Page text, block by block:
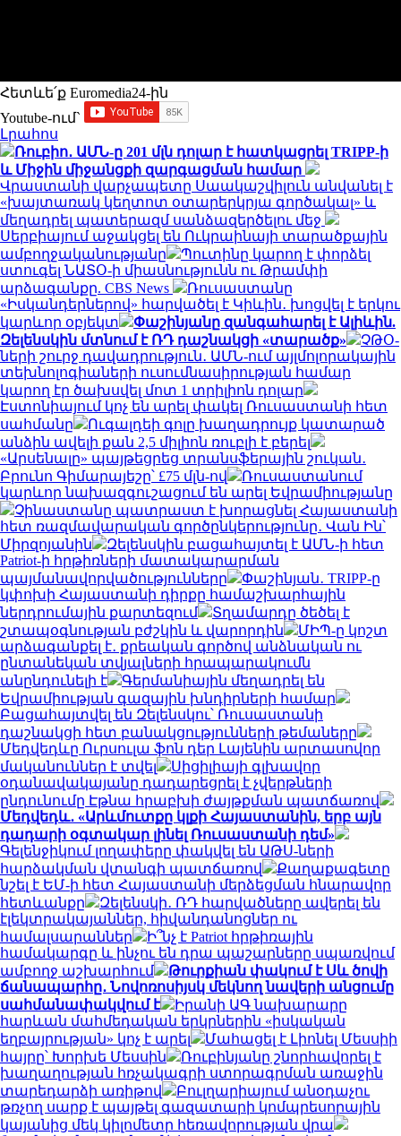
Հետևե՛ք Euromedia24-ին
Youtube-ում`
Լրահոս
Ռուբիո․ ԱՄՆ-ը 201 մլն դոլար է հատկացրել TRIPP-ի
և Միջին միջանցքի զարգացման համար
Վրաստանի վարչապետը Սաակաշվիլուն անվանել է
«խայտառակ կեղտոտ օտարերկրյա գործակալ» և
մեղադրել պատերազմ սանձազերծելու մեջ
Սերբիայում աջակցել են Ուկրաինայի տարածքային
ամբողջականությանը
Պուտինը կարող է փորձել
ստուգել ՆԱՏՕ-ի միասնությունն ու Թրամփի
արձագանքը. CBS News
Ռուսաստանը
«Իսկանդերներով» հարվածել է Կիևին․ խոցվել է երկու
կարևոր օբյեկտ
Փաշինյանը զանգահարել է Ալիևին.
Զելենսկին մտնում է ՌԴ դաշնակցի «տարածք»
ՉԹՕ-
ների շուրջ դավադրություն․ ԱՄՆ-ում այլմոլորակային
տեխնոլոգիաների ուսումնասիրության համար
կարող էր ծախսվել մոտ 1 տրիլիոն դոլար
Էստոնիայում կոչ են արել փակել Ռուսաստանի հետ
սահմանը
Ուգալդեի գոլը խաղադրույք կատարած
անձին ավելի քան 2,5 միլիոն ռուբլի է բերել
«Արսենալը» պայթեցրեց տրանսֆերային շուկան․
Բրունո Գիմարայեշը՝ £75 մլն-ով
Ռուսաստանում
կարևոր նախազգուշացում են արել Եվրամիությանը
Չինաստանը պատրաստ է խորացնել Հայաստանի
հետ ռազմավարական գործընկերությունը․ Վան Ին՝
Միրզոյանին
Զելենսկին բացահայտել է ԱՄՆ-ի հետ
Patriot-ի հրթիռների մատակարարման
պայմանավորվածությունները
Փաշինյան․ TRIPP-ը
կփոխի Հայաստանի դիրքը համաշխարհային
ներդրումային քարտեզում
Տղամարդը ծեծել է
շտապօգնության բժշկին և վարորդին
ՄԻՊ-ը կոշտ
արձագանքել է․ քրեական գործով անձնական ու
ընտանեկան տվյալների հրապարակումն
անընդունելի է
Գերմանիային մեղադրել են
Եվրամիության գազային խնդիրների համար
Բացահայտվել են Զելենսկու՝ Ռուսաստանի
դաշնակցի հետ բանակցությունների թեմաները
Մեդվեդևը Ուրսուլա ֆոն դեր Լայենին արտասովոր
մականուններ է տվել
Սիցիլիայի գլխավոր
օդանավակայանը դադարեցրել է չվերթների
ընդունումը Էթնա հրաբխի ժայթքման պատճառով
Մեդվեդև․ «Արևմուտքը կլքի Հայաստանին, երբ այն
դադարի օգտակար լինել Ռուսաստանի դեմ»
Գելենջիկում լողափերը փակվել են ԱԹՍ-ների
հարձակման վտանգի պատճառով
Քաղաքագետը
նշել է ԵՄ-ի հետ Հայաստանի մերձեցման հնարավոր
հետևանքը
Զելենսկի․ ՌԴ հարվածները ավերել են
էլեկտրակայաններ, հիվանդանոցներ ու
համալսարաններ
Ի՞նչ է Patriot հրթիռային
համակարգը և ինչու են դրա պաշարները սպառվում
ամբողջ աշխարհում
Թուրքիան փակում է Սև ծովի
ճանապարհը․ Նովոռոսիյսկ մեկնող նավերի անցումը
սահմանափակվում է
Իրանի ԱԳ նախարարը
հարևան մահմեդական երկրներին «իսկական
եղբայրության» կոչ է արել
Մահացել է Լիոնել Մեսսիի
հայրը՝ Խորխե Մեսսին
Ռուբինյանը շնորհավորել է
խաղաղության հռչակագրի ստորագրման առաջին
տարեդարձի առիթով
Բուլղարիայում անօդաչու
թռչող սարք է պայթել գազատարի կոմպրեսորային
կայանից մեկ կիլոմետր հեռավորության վրա